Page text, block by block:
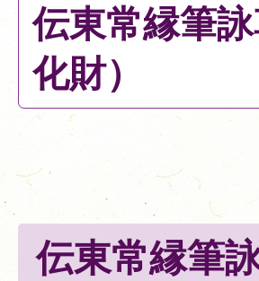
伝東常縁筆
化財）
伝東常縁筆